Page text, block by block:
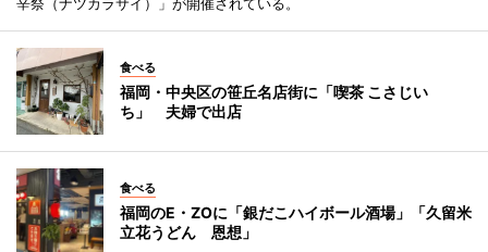
食べる
福岡・中央区の笹丘名店街に「喫茶 こさじい
ち」 夫婦で出店
食べる
福岡のE・ZOに「銀だこハイボール酒場」「久留米
立花うどん 恩想」